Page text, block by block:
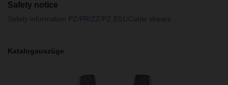
Safety notice
Safety information PZ/PR/ZZ/PZ E01/Cable shears
Katalogauszüge